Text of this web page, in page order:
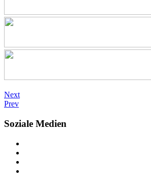
Next
Prev
Soziale Medien